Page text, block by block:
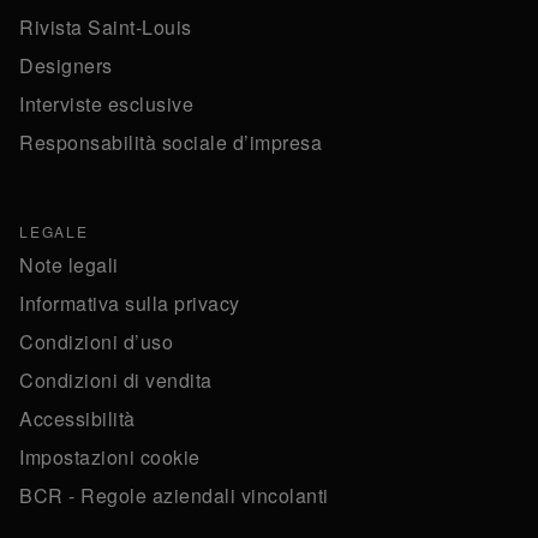
Rivista Saint-Louis
Designers
Interviste esclusive
Responsabilità sociale d’impresa
LEGALE
Note legali
Informativa sulla privacy
Condizioni d’uso
Condizioni di vendita
Accessibilità
Impostazioni cookie
BCR - Regole aziendali vincolanti